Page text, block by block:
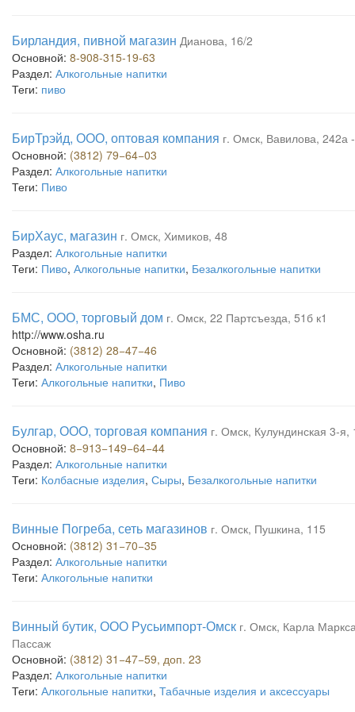
Бирландия, пивной магазин Дианова, 16/2
Основной: 8-908-315-19-63
Раздел: Алкогольные напитки
Теги: пиво
БирТрэйд, ООО, оптовая компания г. Омск, Вавилова, 242а
Основной: (3812) 79−64−03
Раздел: Алкогольные напитки
Теги: Пиво
БирХаус, магазин г. Омск, Химиков, 48
Раздел: Алкогольные напитки
Теги: Пиво, Алкогольные напитки, Безалкогольные напитки
БМС, ООО, торговый дом г. Омск, 22 Партсъезда, 51б к1
http://www.osha.ru
Основной: (3812) 28−47−46
Раздел: Алкогольные напитки
Теги: Алкогольные напитки, Пиво
Булгар, ООО, торговая компания г. Омск, Кулундинская 3-я,
Основной: 8−913−149−64−44
Раздел: Алкогольные напитки
Теги: Колбасные изделия, Сыры, Безалкогольные напитки
Винные Погреба, сеть магазинов г. Омск, Пушкина, 115
Основной: (3812) 31−70−35
Раздел: Алкогольные напитки
Теги: Алкогольные напитки
Винный бутик, ООО Русьимпорт-Омск г. Омск, Карла
Пассаж
Основной: (3812) 31−47−59, доп. 23
Раздел: Алкогольные напитки
Теги: Алкогольные напитки, Табачные изделия и аксессуары